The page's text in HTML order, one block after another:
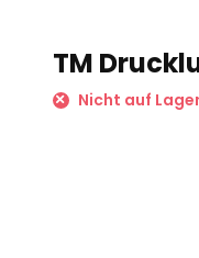
TM
Nicht auf